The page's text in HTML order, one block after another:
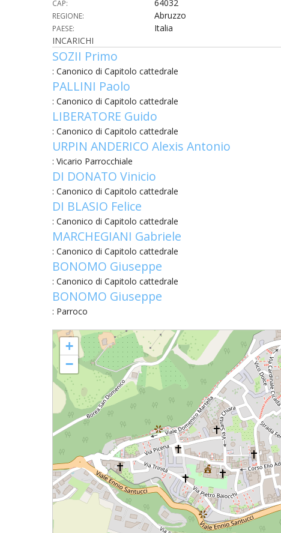
PASTORALE
INSEGNAMENTO
UFFICIO
MIGRANTES
PASTORALE
PASTORALE
PASTORALE
UTDR (UFFICIO TECNICO)
CAP: 64032
REGIONE: Abruzzo
PAESE:
Italia
INCARICHI
SOZII Primo
: Canonico di Capitolo cattedrale
PALLINI Paolo
: Canonico di Capitolo cattedrale
LIBERATORE Guido
: Canonico di Capitolo cattedrale
URPIN ANDERICO Alexis Antonio
: Vicario Parrocchiale
DI DONATO Vinicio
: Canonico di Capitolo cattedrale
DI BLASIO Felice
: Canonico di Capitolo cattedrale
MARCHEGIANI Gabriele
: Canonico di Capitolo cattedrale
BONOMO Giuseppe
: Canonico di Capitolo cattedrale
BONOMO Giuseppe
: Parroco
SANTA MARIA ASSUNTA (CONCATTEDRALE) - Atri
+
−